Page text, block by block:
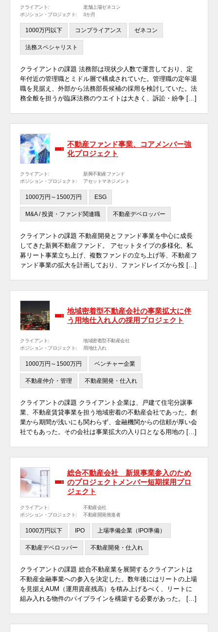
クライアント:
老舗上場ゼネコン
ポジション・プロジェクト:
3か月
1000万円以下 コンプライアンス ゼネコン
法務スペシャリスト
クライアントの課題 法務部は現状少人数で運営しており、定
年付近の管理職とミドル層で構成されていた。管理職の定年退
職を見据え、外部から法務部長候補の採用を検討していた。法
務全般を担うが臨床法務のウエイトは大きく、訴訟・紛争 […]
不動産ファンド事業、コアメンバー強
化プロジェクト
クライアント:
新興不動産ファンド
ポジション・プロジェクト:
アセットマネジメント
1000万円～1500万円 ESG
M&A / 投資・ファンド関連職 不動産デベロッパー
クライアントの課題 不動産開発とファンド事業を中心に成長
してきた新興不動産ファンド。 アセットタイプの多様化、私
募リート事業立ち上げ、複数ファンドの立ち上げ等、不動産フ
ァンド事業の拡大を計画しており、ファンドレイズから投 […]
地域密着型不動産会社の事業拡大に伴
う用地仕入れ人の採用プロジェクト
クライアント:
地域密着型不動産会社
ポジション・プロジェクト:
用地仕入れ
1000万円～1500万円 ベンチャー企業
不動産仲介・管理 不動産開発・仕入れ
クライアントの課題 クライアント企業は、戸建て住宅分譲事
業、不動産賃貸事業を担う地域密着の不動産会社であった。創
業から期間が浅いにも関わらず、金融機関からの信頼が厚い会
社でもあった。その会社は事業拡大の入り口となる用地の […]
総合不動産会社 新規事業参入のため
のプロジェクトメンバー短期採用プロ
ジェクト
クライアント:
不動産会社
ポジション・プロジェクト:
不動産開発推進者
1000万円以下 IPO 上場準備企業（IPO準備）
不動産デベロッパー 不動産開発・仕入れ
クライアントの課題 総合不動産業を展開するクライアントは
不動産金融事業への参入を決定した。数年後にはリートの上場
を見据えAUM（運用資産残高）を積み上げるべく、リートに
組み入れる物件のパイプラインを構築する必要があった。 […]